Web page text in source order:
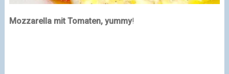
Mozzarella mit Tomaten, yummy!